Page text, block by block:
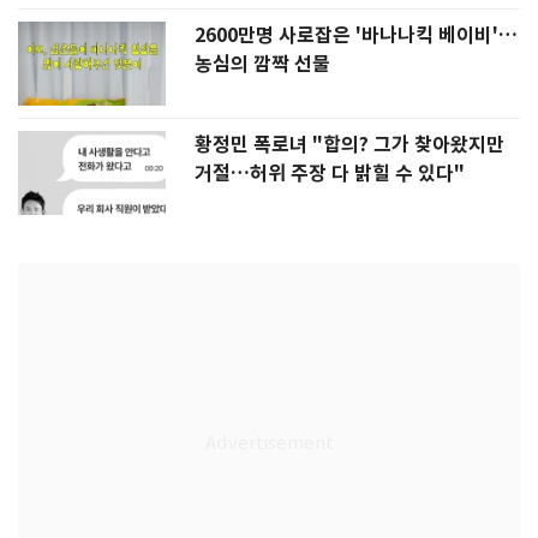
2600만명 사로잡은 '바나나킥 베이비'…
농심의 깜짝 선물
황정민 폭로녀 "합의? 그가 찾아왔지만
거절…허위 주장 다 밝힐 수 있다"